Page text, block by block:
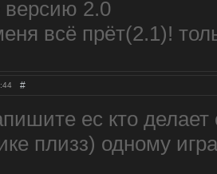
версию 2.0
всё прёт(2.1)!
#
ес кто делает
плизз) одному